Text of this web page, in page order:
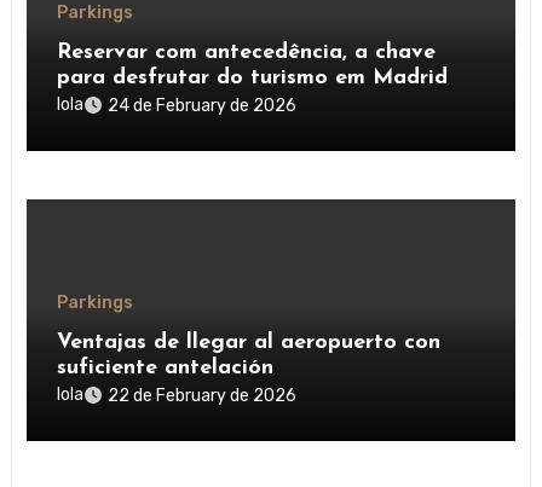
Parkings
Reservar com antecedência, a chave
para desfrutar do turismo em Madrid
lola 24 de February de 2026
Parkings
Ventajas de llegar al aeropuerto con
suficiente antelación
lola 22 de February de 2026